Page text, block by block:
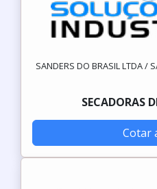
SANDERS DO BRASIL LTDA /
SECADORAS
Cotar